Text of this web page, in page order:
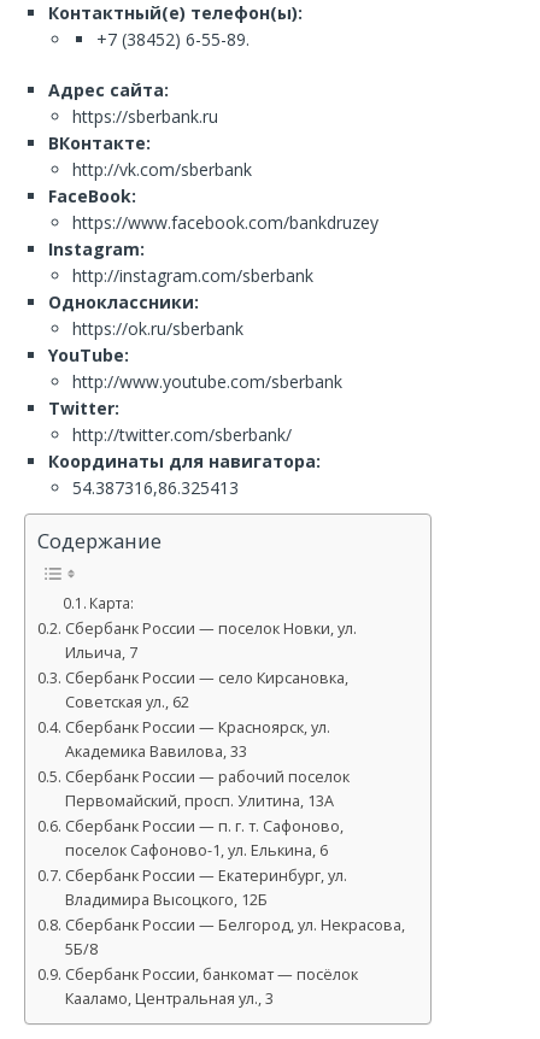
Контактный(е) телефон(ы):
+7 (38452) 6-55-89.
Адрес сайта:
https://sberbank.ru
ВКонтакте:
http://vk.com/sberbank
FaceBook:
https://www.facebook.com/bankdruzey
Instagram:
http://instagram.com/sberbank
Одноклассники:
https://ok.ru/sberbank
YouTube:
http://www.youtube.com/sberbank
Twitter:
http://twitter.com/sberbank/
Координаты для навигатора:
54.387316,86.325413
Содержание
Карта:
Сбербанк России — поселок Новки, ул.
Ильича, 7
Сбербанк России — село Кирсановка,
Советская ул., 62
Сбербанк России — Красноярск, ул.
Академика Вавилова, 33
Сбербанк России — рабочий поселок
Первомайский, просп. Улитина, 13А
Сбербанк России — п. г. т. Сафоново,
поселок Сафоново-1, ул. Елькина, 6
Сбербанк России — Екатеринбург, ул.
Владимира Высоцкого, 12Б
Сбербанк России — Белгород, ул. Некрасова,
5Б/8
Сбербанк России, банкомат — посёлок
Кааламо, Центральная ул., 3